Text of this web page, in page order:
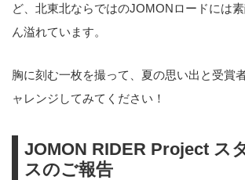
ど、北東北ならではのJOMONロードには
ん溢れています。
胸に刻む一枚を撮って、夏の思い出と受賞
ャレンジしてみてください！
JOMON RIDER Project ス
スのご報告